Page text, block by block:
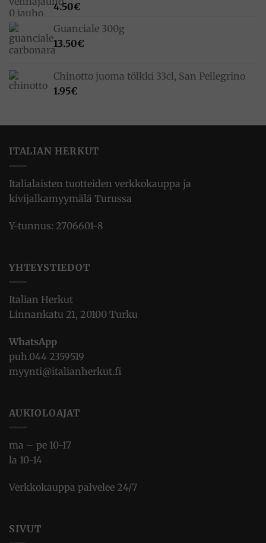
4.50€
Guanciale 300g
13.50€
Chinotto juoma tölkki 33cl, San Pellegrino
1.95€
ITALIAN HERKUT
Italialaisten tuotteiden verkkokauppa ja
kivijalkamyymälä Turussa
Y-tunnus: 2706601-8
YHTEYSTIEDOT
Italian Herkut
Linnankatu 21, 20100 Turku
WhatsApp
puh.044 2359519
myynti@italianherkut.fi
AUKIOLOAJAT
ma – pe 10-17
la 10-14
Verkkokauppa palvelee 24/7
SIVUT